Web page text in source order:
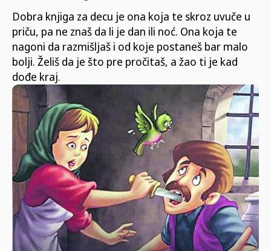
Dobra knjiga za decu je ona koja te skroz uvuče u
priču, pa ne znaš da li je dan ili noć. Ona koja te
nagoni da razmišljaš i od koje postaneš bar malo
bolji. Želiš da je što pre pročitaš, a žao ti je kad
dođe kraj.